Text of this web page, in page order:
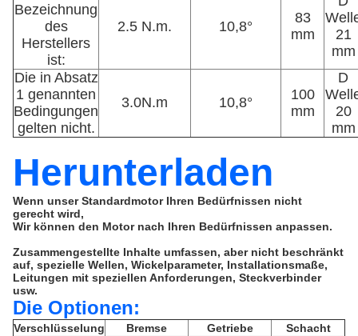
Bezeichnung
des
Herstellers
ist:
2.5 N.m. 10,8°
83
mm
21
mm
Die in Absatz
1 genannten
Bedingungen
gelten nicht.
3.0N.m 10,8°
100
mm
D
20
mm
Herunterladen
Wenn unser Standardmotor Ihren Bedürfnissen nicht
gerecht wird,
Wir können den Motor nach Ihren Bedürfnissen anpassen.
Zusammengestellte Inhalte umfassen, aber nicht beschränkt
auf, spezielle Wellen, Wickelparameter, Installationsmaße,
Leitungen mit speziellen Anforderungen, Steckverbinder
usw.
Die Optionen:
Verschlüsselung Bremse Getriebe Schacht